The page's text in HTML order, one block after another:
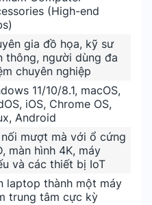
(High-end
gia đồ họa, kỹ sư
thông, người dùng đa
chuyên nghiệp
11/10/8.1, macOS,
iOS, Chrome OS,
Android
nối mượt mà với ổ cứng
màn hình 4K, máy
và các thiết bị IoT
laptop thành một máy
trung tâm cực kỳ